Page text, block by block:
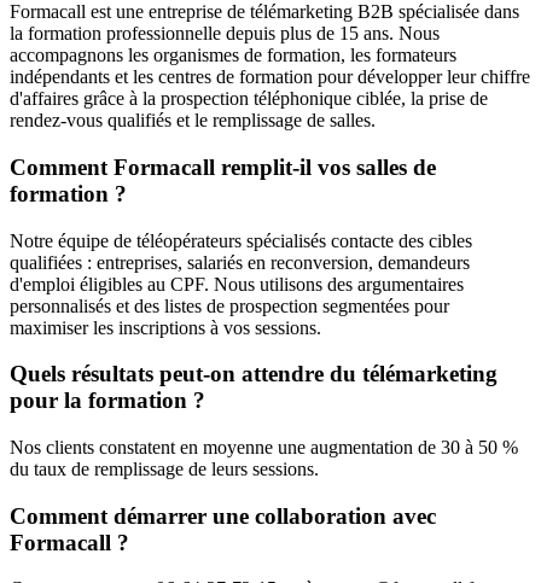
Formacall est une entreprise de télémarketing B2B spécialisée dans
la formation professionnelle depuis plus de 15 ans. Nous
accompagnons les organismes de formation, les formateurs
indépendants et les centres de formation pour développer leur chiffre
d'affaires grâce à la prospection téléphonique ciblée, la prise de
rendez-vous qualifiés et le remplissage de salles.
Comment Formacall remplit-il vos salles de
formation ?
Notre équipe de téléopérateurs spécialisés contacte des cibles
qualifiées : entreprises, salariés en reconversion, demandeurs
d'emploi éligibles au CPF. Nous utilisons des argumentaires
personnalisés et des listes de prospection segmentées pour
maximiser les inscriptions à vos sessions.
Quels résultats peut-on attendre du télémarketing
pour la formation ?
Nos clients constatent en moyenne une augmentation de 30 à 50 %
du taux de remplissage de leurs sessions.
Comment démarrer une collaboration avec
Formacall ?